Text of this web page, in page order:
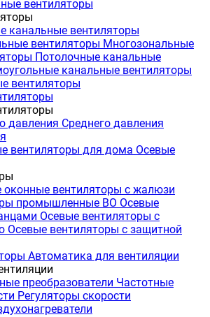
вентиляторы
канальные вентиляторы
вентиляторы Многозональные
Потолочные канальные
канальные вентиляторы
вентиляторы
давления Среднего давления
вентиляторы для дома Осевые
оконные вентиляторы с жалюзи
промышленные ВО Осевые
Осевые вентиляторы с
Осевые вентиляторы с защитной
Автоматика для вентиляции
преобразователи Частотные
Регуляторы скорости